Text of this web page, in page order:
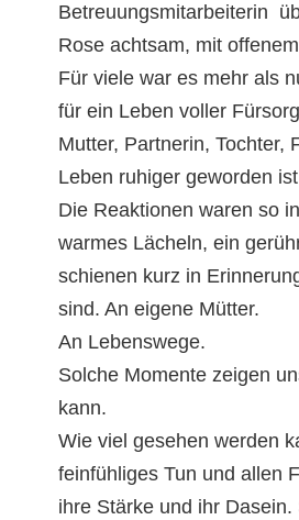
Betreuungsmitarbeiterin
Rose achtsam, mit
Für viele war es mehr als
für ein Leben voller
Mutter, Partnerin, Tochter,
Leben ruhiger geworden
Die Reaktionen waren so
warmes Lächeln, ein
schienen kurz in
sind. An eigene Mütter.
An Lebenswege.
Solche Momente zeigen
kann.
Wie viel gesehen werden
feinfühliges Tun und allen
ihre Stärke und ihr